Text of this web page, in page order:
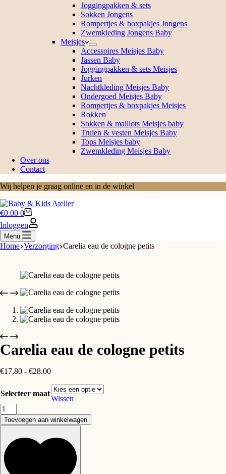
Joggingpakken & sets
Sokken Jongens
Rompertjes & boxpakjes Jongens
Zwemkleding Jongens Baby
Meisjes
Accessoires Meisjes Baby
Jassen Baby
Joggingpakken & sets Meisjes
Jurken
Nachtkleding Meisjes Baby
Ondergoed Meisjes Baby
Rompertjes & boxpakjes Meisjes
Rokken
Sokken & maillots Meisjes baby
Truien & vesten Meisjes Baby
Tops Meisjes baby
Zwemkleding Meisjes Baby
Over ons
Contact
Wij helpen je graag online en in de winkel
Winkelwagen
€0.00 0
Inloggen
Menu
Home Verzorging Carelia eau de cologne petits
Carelia eau de cologne petits
€17.80 - €28.00Prijsklasse:
tot
€28.00
Selecteer maat
Wissen
Carelia
eau
de
petits
aantal
Toevoegen aan winkelwagen